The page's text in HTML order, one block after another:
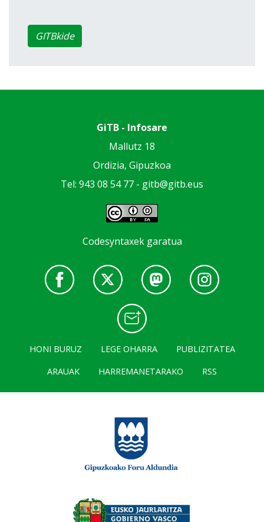
GITBkide
GiTB - Infosare
Mallutz 18
Ordizia, Gipuzkoa
Tel: 943 08 54 77 - gitb@gitb.eus
Codesyntaxek garatua
HONI BURUZ LEGE OHARRA
PUBLIZITATEA
ARAUAK
HARREMANETARAKO RSS